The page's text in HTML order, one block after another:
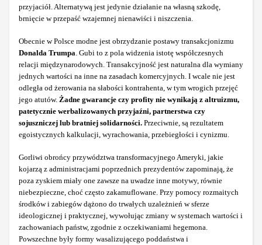
przyjaciół. Alternatywą jest jedynie działanie na własną szkodę,
brnięcie w przepaść wzajemnej nienawiści i niszczenia.
Obecnie w Polsce modne jest obrzydzanie postawy transakcjonizmu
Donalda Trumpa . Gubi to z pola widzenia istotę współczesnych
relacji międzynarodowych. Transakcyjność jest naturalna dla wymiany
jednych wartości na inne na zasadach komercyjnych. I wcale nie jest
odległa od żerowania na słabości kontrahenta, w tym wrogich przejęć
jego atutów. Żadne gwarancje czy profity nie wynikają z altruizmu,
patetycznie werbalizowanych przyjaźni, partnerstwa czy
sojuszniczej lub bratniej solidarności. Przeciwnie, są rezultatem
egoistycznych kalkulacji, wyrachowania, przebiegłości i cynizmu.
Gorliwi obrońcy przywództwa transformacyjnego Ameryki, jakie
kojarzą z administracjami poprzednich prezydentów zapominają, że
poza zyskiem miały one zawsze na uwadze inne motywy, równie
niebezpieczne, choć często zakamuflowane. Przy pomocy rozmaitych
środków i zabiegów dążono do trwałych uzależnień w sferze
ideologicznej i praktycznej, wywołując zmiany w systemach wartości i
zachowaniach państw, zgodnie z oczekiwaniami hegemona.
Powszechne były formy wasalizującego poddaństwa i